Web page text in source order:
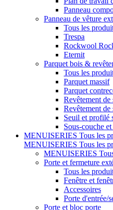
Panneau
Panneau de vêture
Tous les
Trespa
Rockwool
Eternit
Parquet bois &
Tous les
Parquet massif
Parquet
Revêtement
Revêtement
Seuil et profilé
Sous-couche
MENUISERIES Tous les
MENUISERIES Tous les
MENUISERIES
Porte et fermeture
Tous les
Fenêtre et
Accessoires
Porte d'entrée/
Porte et bloc porte